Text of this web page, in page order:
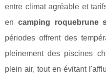
entre climat agréable et
en camping roquebrune
périodes offrent des
pleinement des piscines
plein air, tout en évitant